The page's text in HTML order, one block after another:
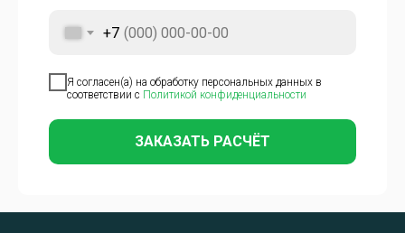
+7
Я согласен(а) на обработку персональных данных в
соответствии с Политикой конфиденциальности
ЗАКАЗАТЬ РАСЧЁТ